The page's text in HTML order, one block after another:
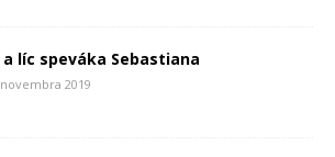
a líc speváka Sebastiana
2019